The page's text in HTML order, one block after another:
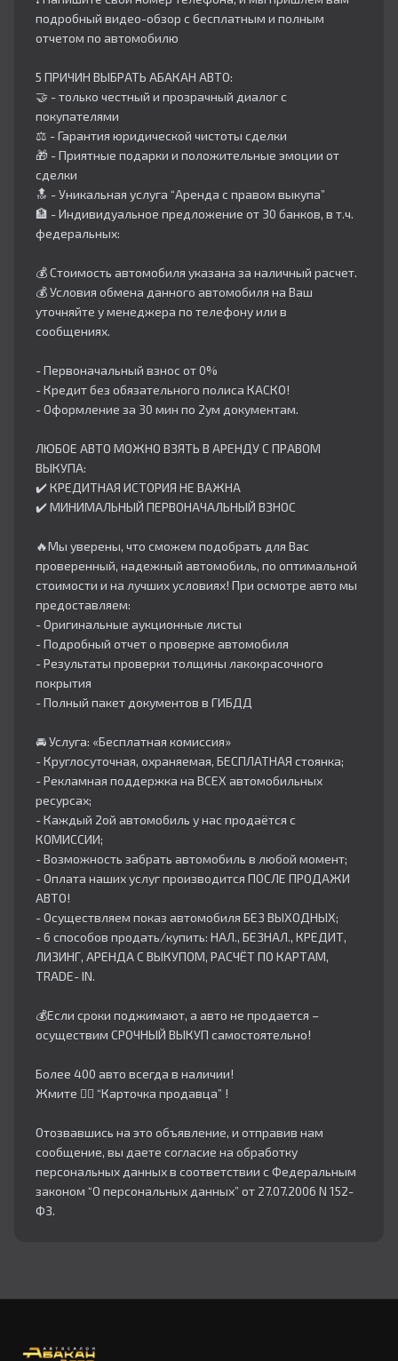
подробный видео-обзор с бесплатным и полным
отчетом по автомобилю
5 ПРИЧИН ВЫБРАТЬ АБАКАН АВТО:
🤝 - только честный и прозрачный диалог с
покупателями
⚖️ - Гарантия юридической чистоты сделки
🎁 - Приятные подарки и положительные эмоции от
сделки
🔝 - Уникальная услуга “Аренда с правом выкупа”
🏦 - Индивидуальное предложение от 30 банков, в т.ч.
федеральных:
💰 Стоимость автомобиля указана за наличный расчет.
💰 Условия обмена данного автомобиля на Ваш
уточняйте у менеджера по телефону или в
сообщениях.
- Первоначальный взнос от 0%
- Кредит без обязательного полиса КАСКО!
- Оформление за 30 мин по 2ум документам.
ЛЮБОЕ АВТО МОЖНО ВЗЯТЬ В АРЕНДУ С ПРАВОМ
ВЫКУПА:
✔️ КРЕДИТНАЯ ИСТОРИЯ НЕ ВАЖНА
✔️ МИНИМАЛЬНЫЙ ПЕРВОНАЧАЛЬНЫЙ ВЗНОС
🔥Мы уверены, что сможем подобрать для Вас
проверенный, надежный автомобиль, по оптимальной
стоимости и на лучших условиях! При осмотре авто мы
предоставляем:
- Оригинальные аукционные листы
- Подробный отчет о проверке автомобиля
- Результаты проверки толщины лакокрасочного
покрытия
- Полный пакет документов в ГИБДД
🚘 Услуга: «Бесплатная комиссия»
- Круглосуточная, охраняемая, БЕСПЛАТНАЯ стоянка;
- Рекламная поддержка на ВСЕХ автомобильных
ресурсах;
- Каждый 2ой автомобиль у нас продаётся с
КОМИССИИ;
- Возможность забрать автомобиль в любой момент;
- Оплата наших услуг производится ПОСЛЕ ПРОДАЖИ
АВТО!
- Осуществляем показ автомобиля БЕЗ ВЫХОДНЫХ;
- 6 способов продать/купить: НАЛ., БЕЗНАЛ., КРЕДИТ,
ЛИЗИНГ, АРЕНДА С ВЫКУПОМ, РАСЧЁТ ПО КАРТАМ,
TRADE- IN.
💰Если сроки поджимают, а авто не продается –
осуществим СРОЧНЫЙ ВЫКУП самостоятельно!
Более 400 авто всегда в наличии!
Жмите 👇🏻 “Карточка продавца” !
Отозвавшись на это объявление, и отправив нам
сообщение, вы даете согласие на обработку
персональных данных в соответствии с Федеральным
законом “О персональных данных” от 27.07.2006 N 152-
ФЗ.